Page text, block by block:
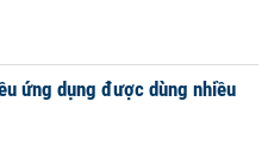
ứng dụng được dùng nhiều